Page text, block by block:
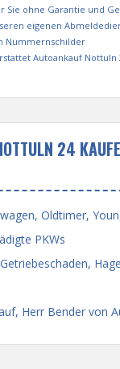
Sie ohne Garantie und
eigenen
Nummernschilder
Autoankauf
24
Oldtimer,
PKWs
Herr Bender von